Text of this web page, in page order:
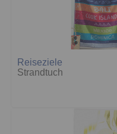
Reiseziele
Strandtuch